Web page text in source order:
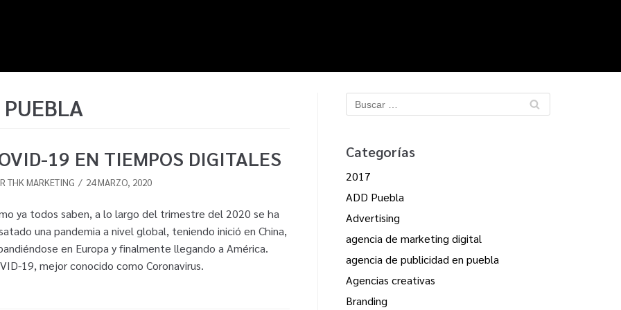
19 EN TIEMPOS DIGITALES
THK MARKETING 24 MARZO, 2020
ya todos saben, a lo largo del trimestre del 2020 se ha
una pandemia a nivel global, teniendo inició en China,
en Europa y finalmente llegando a América.
19, mejor conocido como Coronavirus.
Categorías
2017
ADD Puebla
Advertising
agencia de marketing digital
agencia de publicidad en puebla
Agencias creativas
Branding